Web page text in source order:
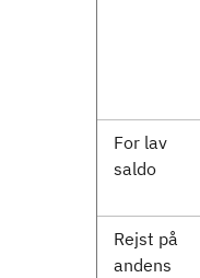
For lav
saldo
Rejst på
andens